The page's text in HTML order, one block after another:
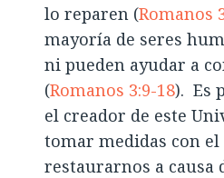
lo reparen (Romanos
mayoría de seres
ni pueden ayudar a
(Romanos 3:9-18). Es
el creador de este
tomar medidas con el
restaurarnos a causa